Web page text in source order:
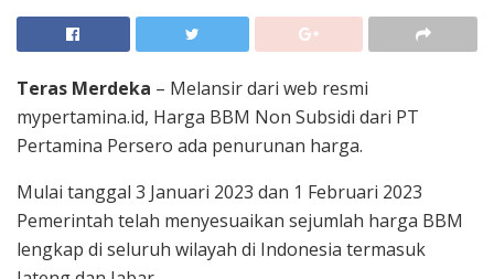
Teras Merdeka – Melansir dari web resmi
mypertamina.id, Harga BBM Non Subsidi dari PT
Pertamina Persero ada penurunan harga.
Mulai tanggal 3 Januari 2023 dan 1 Februari 2023
Pemerintah telah menyesuaikan sejumlah harga BBM
lengkap di seluruh wilayah di Indonesia termasuk